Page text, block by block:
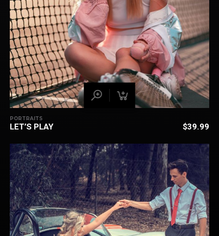
PORTRAITS
LET’S PLAY $39.99